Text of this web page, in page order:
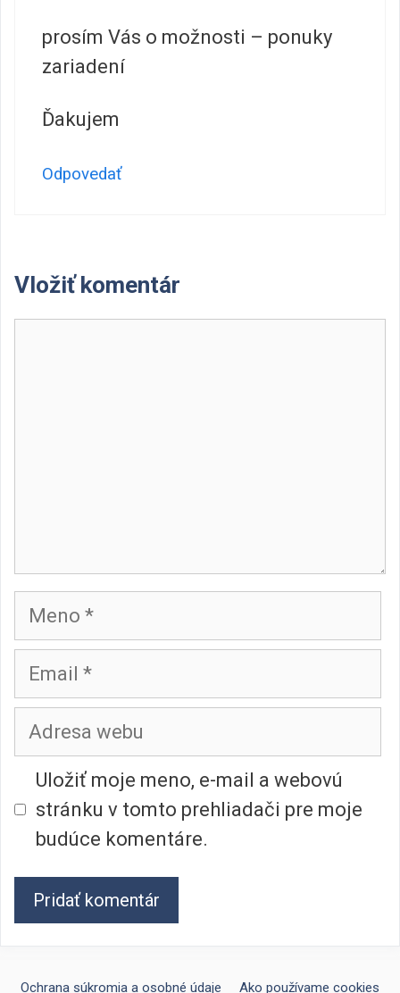
prosím Vás o možnosti – ponuky
zariadení
Ďakujem
Odpovedať
Vložiť komentár
Meno
Email
Adresa
webu
Uložiť moje meno, e-mail a webovú
stránku v tomto prehliadači pre moje
budúce komentáre.
Ochrana súkromia a osobné údaje Ako používame cookies